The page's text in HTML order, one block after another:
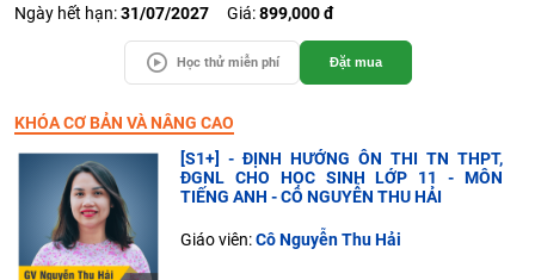
Ngày hết hạn:31/07/2027 Giá:899,000 đ
Học thử miễn phí Đặt mua
KHÓA CƠ BẢN VÀ NÂNG CAO
[S1+] - ĐỊNH HƯỚNG ÔN THI TN THPT,
ĐGNL CHO HỌC SINH LỚP 11 - MÔN
TIẾNG ANH - CÔ NGUYỄN THU HẢI
Giáo viên:Cô Nguyễn Thu Hải